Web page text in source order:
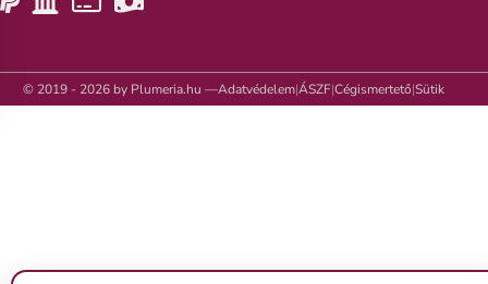
© 2019 - 2026 by Plumeria.hu —Adatvédelem|ÁSZF|Cégismertető|Sütik